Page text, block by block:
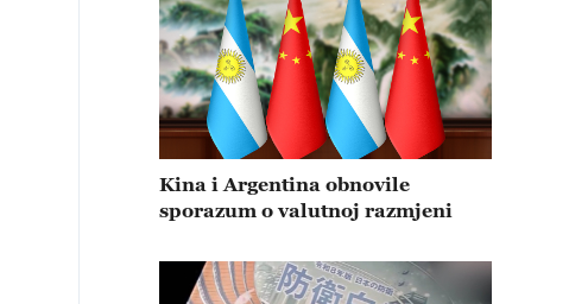
Kina i Argentina obnovile
sporazum o valutnoj razmjeni